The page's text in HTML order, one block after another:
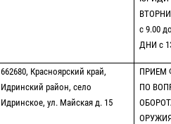
с 9.00
ДНИ с
662680, Красноярский край,
Идринский район, село
Идринское, ул. Майская д. 15
ПРИЕМ
ПО